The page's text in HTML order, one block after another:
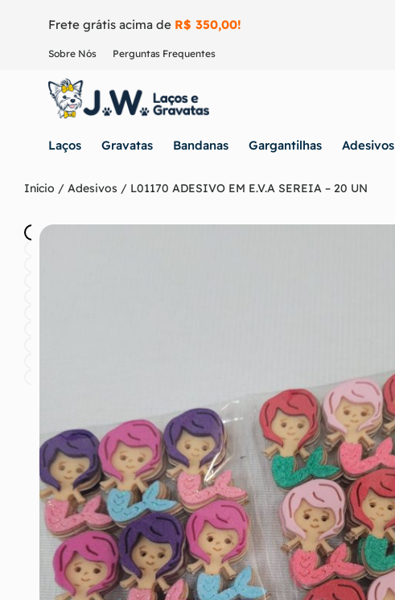
Frete grátis acima de R$ 350,00!
Sobre Nós Perguntas Frequentes
Laços Gravatas Bandanas Gargantilhas Adesivos
Início / Adesivos / L01170 ADESIVO EM E.V.A SEREIA – 20 UN